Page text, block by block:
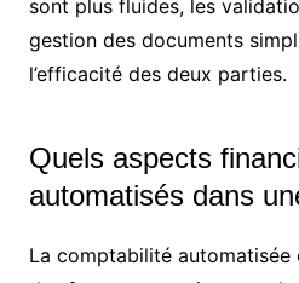
sont plus fluides, les
gestion des documents
l’efficacité des deux parties.
Quels aspects
automatisés dans
La comptabilité automatisée